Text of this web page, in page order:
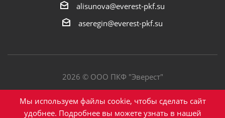
alisunova@everest-pkf.su
aseregin@everest-pkf.su
2026 © ООО ПКФ "Эверест"
Политика конфиденциальности
Мы используем файлы cookie, чтобы сделать сайт
удобнее. Подробнее вы можете узнать в нашей